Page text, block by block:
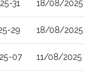
31 18/08/2025
29 18/08/2025
07 11/08/2025